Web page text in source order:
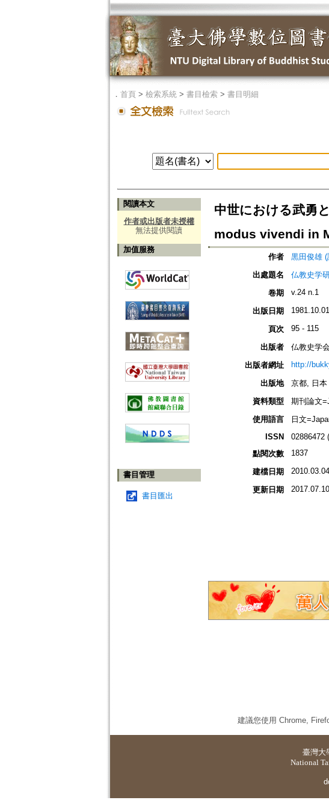
． 首頁> 檢索系統> 書目檢索> 書目明細
閱讀本文
作者或出版者未授權
無法提供閱讀
加值服務
書目管理
書目匯出
中世における武勇
modus vivendi in
作者
黒田俊雄
出處題名
仏教史学
卷期
v.24 n.1
出版日期 1981.10.01
頁次 95 - 115
出版者
仏教史学
出版者網址
http://
出版地
京都, 日
資料類型
期刊論文
使用語言
日文
ISSN
02886472
點閱次數
1837
建檔日期 2010.03.04
更新日期 2017.07.10
建議您使用 Chrome,
臺灣大
National